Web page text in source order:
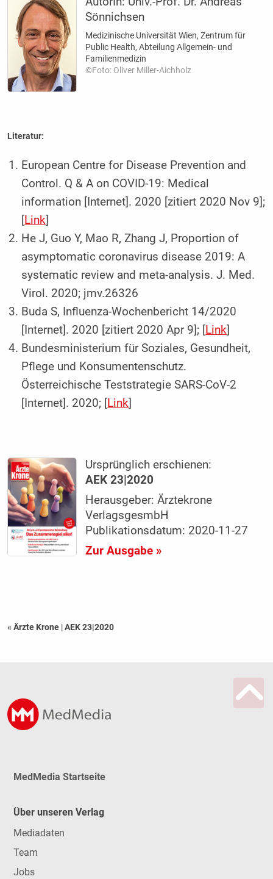
Sönnichsen
Medizinische Universität Wien, Zentrum für
Public Health, Abteilung Allgemein- und
Familienmedizin
©Foto: Oliver Miller-Aichholz
Literatur:
European Centre for Disease Prevention and
Control. Q & A on COVID-19: Medical
information [Internet]. 2020 [zitiert 2020 Nov 9];
[Link]
He J, Guo Y, Mao R, Zhang J, Proportion of
asymptomatic coronavirus disease 2019: A
systematic review and meta-analysis. J. Med.
Virol. 2020; jmv.26326
Buda S, Influenza-Wochenbericht 14/2020
[Internet]. 2020 [zitiert 2020 Apr 9]; [Link]
Bundesministerium für Soziales, Gesundheit,
Pflege und Konsumentenschutz.
Österreichische Teststrategie SARS-CoV-2
[Internet]. 2020; [Link]
Ursprünglich erschienen:
AEK 23|2020
Herausgeber: Ärztekrone
VerlagsgesmbH
Publikationsdatum: 2020-11-27
Zur Ausgabe »
« Ärzte Krone |AEK 23|2020
MedMedia Startseite
Über unseren Verlag
Mediadaten
Team
Jobs